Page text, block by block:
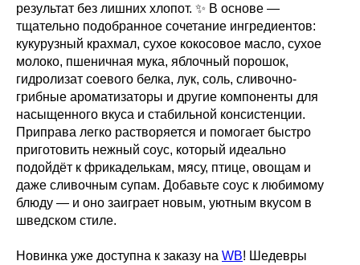
результат без лишних хлопот. ✨ В основе —
тщательно подобранное сочетание ингредиентов:
кукурузный крахмал, сухое кокосовое масло, сухое
молоко, пшеничная мука, яблочный порошок,
гидролизат соевого белка, лук, соль, сливочно-
грибные ароматизаторы и другие компоненты для
насыщенного вкуса и стабильной консистенции.
Приправа легко растворяется и помогает быстро
приготовить нежный соус, который идеально
подойдёт к фрикаделькам, мясу, птице, овощам и
даже сливочным супам. Добавьте соус к любимому
блюду — и оно заиграет новым, уютным вкусом в
шведском стиле.
Новинка уже доступна к заказу на WB! Шедевры